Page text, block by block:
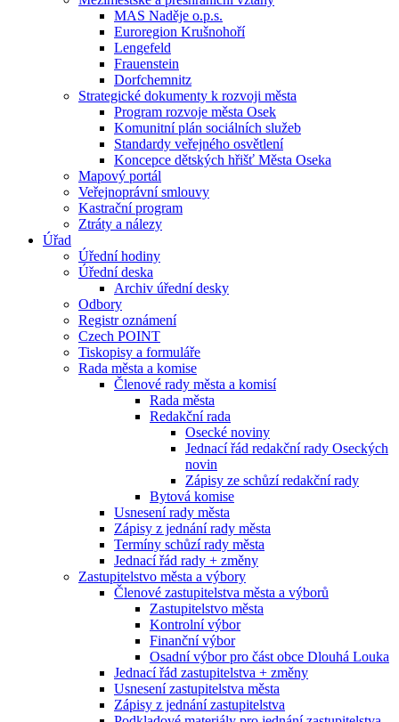
MAS Naděje o.p.s.
Euroregion Krušnohoří
Lengefeld
Frauenstein
Dorfchemnitz
Strategické dokumenty k rozvoji města
Program rozvoje města Osek
Komunitní plán sociálních služeb
Standardy veřejného osvětlení
Koncepce dětských hřišť Města Oseka
Mapový portál
Veřejnoprávní smlouvy
Kastrační program
Ztráty a nálezy
Úřad
Úřední hodiny
Úřední deska
Archiv úřední desky
Odbory
Registr oznámení
Czech POINT
Tiskopisy a formuláře
Rada města a komise
Členové rady města a komisí
Rada města
Redakční rada
Osecké noviny
Jednací řád redakční rady Oseckých
novin
Zápisy ze schůzí redakční rady
Bytová komise
Usnesení rady města
Zápisy z jednání rady města
Termíny schůzí rady města
Jednací řád rady + změny
Zastupitelstvo města a výbory
Členové zastupitelstva města a výborů
Zastupitelstvo města
Kontrolní výbor
Finanční výbor
Osadní výbor pro část obce Dlouhá Louka
Jednací řád zastupitelstva + změny
Usnesení zastupitelstva města
Zápisy z jednání zastupitelstva